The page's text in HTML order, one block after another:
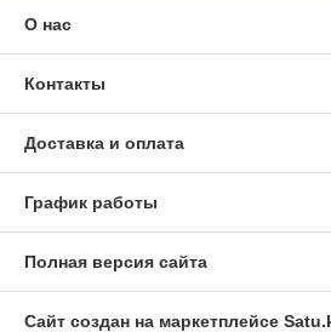
О нас
Контакты
Доставка и оплата
График работы
Полная версия сайта
Сайт создан на маркетплейсе